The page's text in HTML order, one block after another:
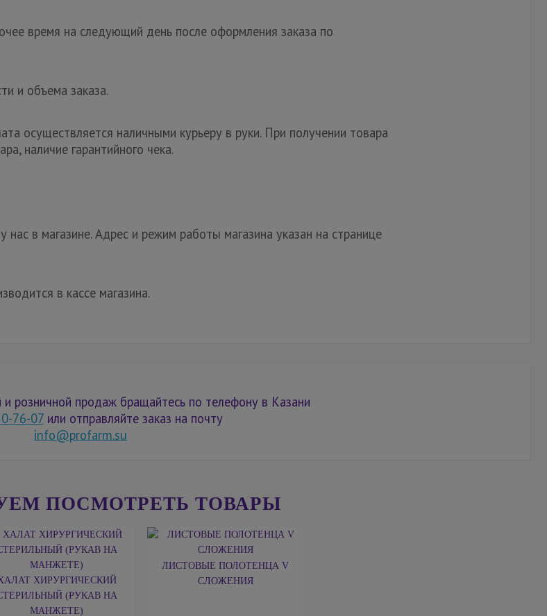
время на следующий день после оформления заказа по
и объема заказа.
осуществляется наличными курьеру в руки. При получении товара
наличие гарантийного чека.
в магазине. Адрес и режим работы магазина указан на странице
в кассе магазина.
розничной продаж бращайтесь по телефону в Казани
76-07или отправляйте заказ на почту
info@profarm.su
ПОСМОТРЕТЬ ТОВАРЫ
ХИРУРГИЧЕСКИЙ
(РУКАВ НА
МАНЖЕТЕ)
ЛИСТОВЫЕ ПОЛОТЕНЦА V
СЛОЖЕНИЯ